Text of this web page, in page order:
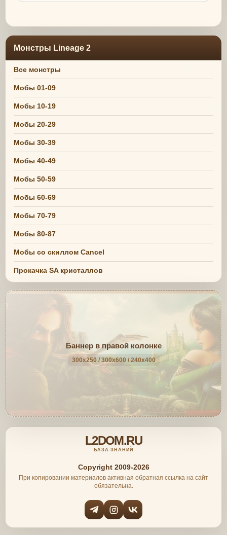
Монстры Lineage 2
Все монстры
Мобы 01-09
Мобы 10-19
Мобы 20-29
Мобы 30-39
Мобы 40-49
Мобы 50-59
Мобы 60-69
Мобы 70-79
Мобы 80-87
Мобы со скиллом Cancel
Прокачка SA кристаллов
Баннер в правой колонке
300x250 / 300x600 / 240x400
L2DOM.RU
БАЗА ЗНАНИЙ
Copyright 2009-2026
При копировании материалов активная обратная ссылка на сайт
обязательна.